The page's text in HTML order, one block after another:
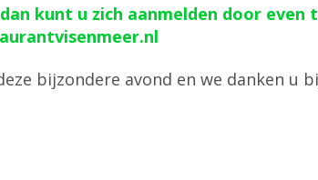
kunt u zich aanmelden door even
bijzondere avond en we danken u